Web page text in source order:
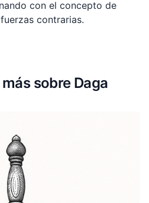
con el concepto de
contrarias.
sobre Daga